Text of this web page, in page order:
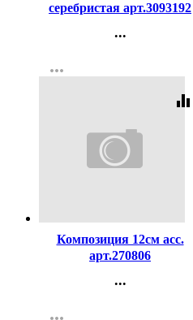
серебристая арт.3093192
...
Регистрация
more_horiz
equalizer
Композиция 12см асс.
арт.270806
...